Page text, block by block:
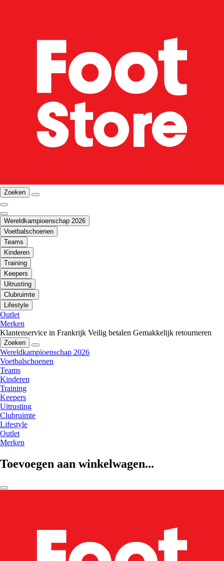
Zoeken
Wereldkampioenschap 2026
Voetbalschoenen
Teams
Kinderen
Training
Keepers
Uitrusting
Clubruimte
Lifestyle
Outlet
Merken
Klantenservice in Frankrijk Veilig betalen Gemakkelijk retourneren
Zoeken
Wereldkampioenschap 2026
Voetbalschoenen
Teams
Kinderen
Training
Keepers
Uitrusting
Clubruimte
Lifestyle
Outlet
Merken
Toevoegen aan winkelwagen...